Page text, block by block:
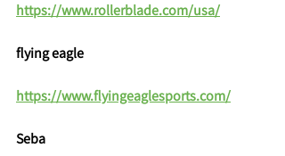
https://www.rollerblade.com/usa/
flying eagle
https://www.flyingeaglesports.com/
Seba